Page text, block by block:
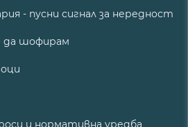
- пусни сигнал за нередност
да шофирам
и нормативна уредба